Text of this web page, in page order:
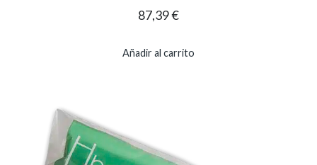
87,39€
Añadir al carrito